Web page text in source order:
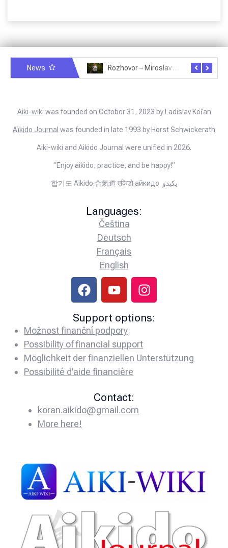
News Rozhovor – Miroslav Šmíd – 22.3.2025
Aiki-wiki was founded on October 31, 2023 by Ladislav Kořan
Aïkido Journal was founded in late 1993 by Horst Schwickerath
Aiki-wiki and Aikido Journal were unified in 2026.
“Enjoy aikido, practice, and be happy!”
합기도 Aikido 合氣道 एकिडो айкидо يكيدو
Languages:
Čeština
Deutsch
Français
English
Support options:
Možnost finanční podpory
Possibility of financial support
Möglichkeit der finanziellen Unterstützung
Possibilité d’aide financière
Contact:
koran.aikido@gmail.com
More here!